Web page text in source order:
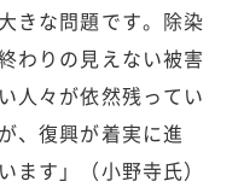
きな問題です。除染
わりの見えない被害
人々が依然残ってい
、復興が着実に進
ます」（小野寺氏）